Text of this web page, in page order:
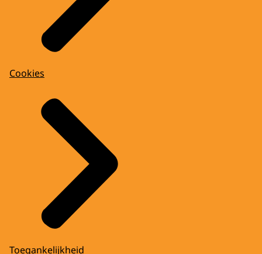
Cookies
Toegankelijkheid